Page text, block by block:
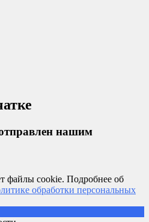
нашим
файлы cookie. Подробнее об
обработки персональных